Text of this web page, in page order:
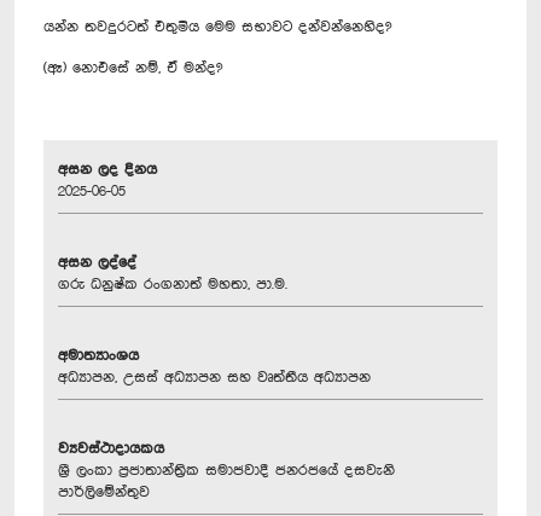
යන්න තවදුරටත් එතුමිය මෙම සභාවට දන්වන්නෙහිද?
(ඈ) නොඑසේ නම්, ඒ මන්ද?
අසන ලද දිනය
2025-06-05
අසන ලද්දේ
ගරු ධනුෂ්ක රංගනාත් මහතා, පා.ම.
අමාත්‍යාංශය
අධ්‍යාපන, උසස් අධ්‍යාපන සහ වෘත්තීය අධ්‍යාපන
ව්‍යවස්ථාදායකය
ශ්‍රී ලංකා ප්‍රජාතාන්ත්‍රික සමාජවාදී ජනරජයේ දසවැනි
පාර්ලිමේන්තුව